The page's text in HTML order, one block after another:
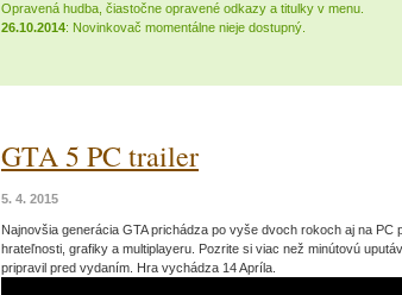
Opravená hudba, čiastočne opravené odkazy a titulky v menu.
26.10.2014: Novinkovač momentálne nieje dostupný.
GTA 5 PC trailer
5. 4. 2015
Najnovšia generácia GTA prichádza po vyše dvoch rokoch aj na PC
hrateľnosti, grafiky a multiplayeru. Pozrite si viac než minútovú
pripravil pred vydaním. Hra vychádza 14 Apríla.